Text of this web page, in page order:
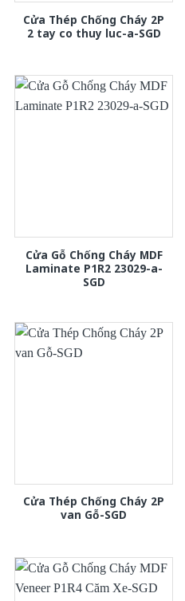
Cửa Thép Chống Cháy 2P
2 tay co thuy luc-a-SGD
Cửa Gỗ Chống Cháy MDF
Laminate P1R2 23029-a-
SGD
Cửa Thép Chống Cháy 2P
van Gỗ-SGD